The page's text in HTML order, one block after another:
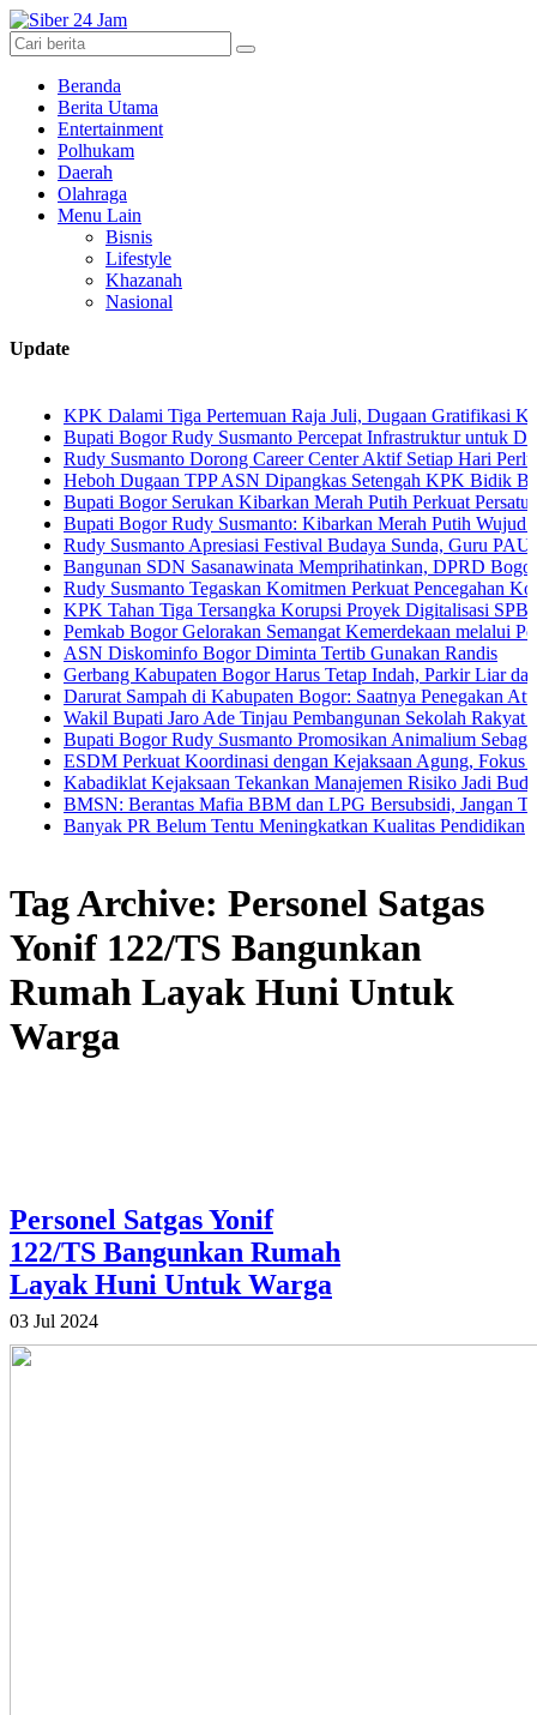
Beranda
Berita Utama
Entertainment
Polhukam
Daerah
Olahraga
Menu Lain
Bisnis
Lifestyle
Khazanah
Nasional
Update
Dalami Tiga Pertemuan Raja Juli, Dugaan Gratifikasi Kuansing
Bogor Rudy Susmanto Percepat Infrastruktur untuk Dongkrak
Susmanto Dorong Career Center Aktif Setiap Hari Perluas
Dugaan TPP ASN Dipangkas Setengah KPK Bidik Bupati
Bogor Serukan Kibarkan Merah Putih Perkuat Persatuan
Bogor Rudy Susmanto: Kibarkan Merah Putih Wujud Cinta
Susmanto Apresiasi Festival Budaya Sunda, Guru PAUD Jadi
SDN Sasanawinata Memprihatinkan, DPRD Bogor Tuntut
Susmanto Tegaskan Komitmen Perkuat Pencegahan Korupsi di
Tahan Tiga Tersangka Korupsi Proyek Digitalisasi SPBU
Bogor Gelorakan Semangat Kemerdekaan melalui Pembagian
Diskominfo Bogor Diminta Tertib Gunakan Randis
Kabupaten Bogor Harus Tetap Indah, Parkir Liar dan PKL
Sampah di Kabupaten Bogor: Saatnya Penegakan Aturan dan
Bupati Jaro Ade Tinjau Pembangunan Sekolah Rakyat di Jasinga
Bogor Rudy Susmanto Promosikan Animalium Sebagai
Perkuat Koordinasi dengan Kejaksaan Agung, Fokus
Kejaksaan Tekankan Manajemen Risiko Jadi Budaya Kerja
Berantas Mafia BBM dan LPG Bersubsidi, Jangan Tebang Pilih
PR Belum Tentu Meningkatkan Kualitas Pendidikan
Tag Archive: Personel Satgas
Yonif 122/TS Bangunkan
Rumah Layak Huni Untuk
Warga
Personel Satgas Yonif
122/TS Bangunkan Rumah
Layak Huni Untuk Warga
03 Jul 2024